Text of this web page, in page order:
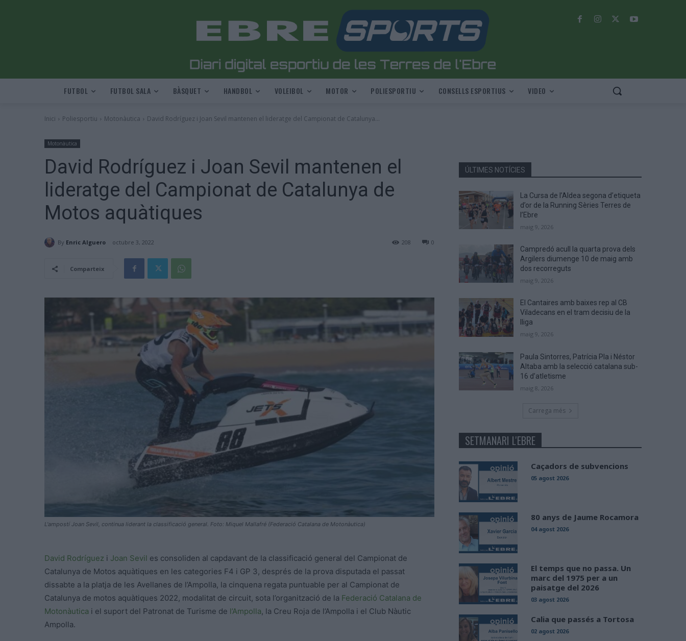
FUTBOL FUTBOL SALA BÀSQUET HANDBOL VOLEIBOL MOTOR POLIESPORTIU CONSELLS ESPORTIUS VIDEO
Inici Poliesportiu Motonàutica David Rodríguez i Joan Sevil mantenen el lideratge del Campionat de Catalunya...
Motonàutica
David Rodríguez i Joan Sevil mantenen el
lideratge del Campionat de Catalunya de
Motos aquàtiques
By Enric Alguero octubre 3, 2022 0
208
Comparteix
L'ampostí Joan Sevil, continua liderant la classificació general. Foto: Miquel Mallafré (Federació Catalana de Motonàutica)
David Rodríguez i Joan Sevil es consoliden al capdavant de la classificació general del Campionat de
Catalunya de Motos aquàtiques en les categories F4 i GP 3, després de la prova disputada el passat
dissabte a la platja de les Avellanes de l’Ampolla, la cinquena regata puntuable per al Campionat de
Catalunya de motos aquàtiques 2022, modalitat de circuit, sota l’organització de la Federació Catalana de
Motonàutica i el suport del Patronat de Turisme de l’Ampolla, la Creu Roja de l’Ampolla i el Club Nàutic
Ampolla.
ÚLTIMES NOTÍCIES
La Cursa de l’Aldea segona d’etiqueta
d’or de la Running Sèries Terres de
l’Ebre
maig 9, 2026
Campredó acull la quarta prova dels
Argilers diumenge 10 de maig amb
dos recorreguts
maig 9, 2026
El Cantaires amb baixes rep al CB
Viladecans en el tram decisiu de la
lliga
maig 9, 2026
Paula Sintorres, Patrícia Pla i Néstor
Altaba amb la selecció catalana sub-
16 d’atletisme
maig 8, 2026
Carrega més
SETMANARI L'EBRE
Caçadors de subvencions
05 agost 2026
80 anys de Jaume Rocamora
04 agost 2026
El temps que no passa. Un
marc del 1975 per a un
paisatge del 2026
03 agost 2026
Calia que passés a Tortosa
02 agost 2026